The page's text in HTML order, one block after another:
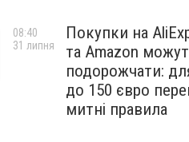
Покупки на
та Amazon
подорожчати:
до 150 євро
митні правила
08:40
31 липня